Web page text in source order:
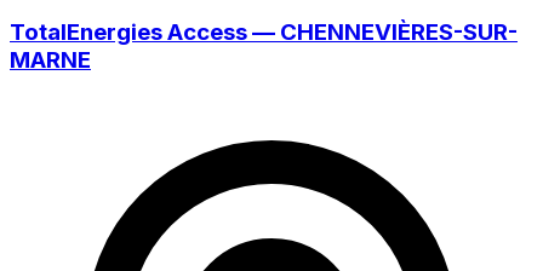
TotalEnergies Access — CHENNEVIÈRES-SUR-
MARNE